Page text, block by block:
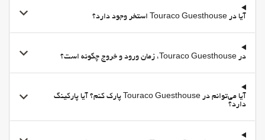
پارکینگ رایگان
تراس
امکانات تجاری
اتاق جلسه
اینترنت
آیا در Touraco Guesthouse استخر وجود دارد؟
در Touraco Guesthouse، زمان ورود و خروج چگونه است؟
آیا می‌توانم در Touraco Guesthouse پارک کنم؟ آیا پارکینگ
دارد؟